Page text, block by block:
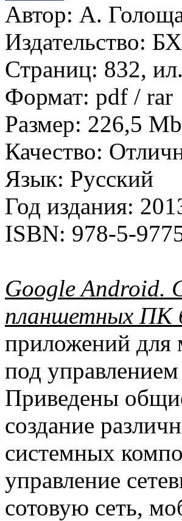
Автор: А.
Издательство:
Страниц: 832, ил.
Формат: pdf / rar
Размер: 226,5 Mb
Качество:
Язык: Русский
Год издания:
ISBN: 978-5-
Google Android.
планшетных ПК
приложений
под
Приведены
создание
системных
управление
сотовую сеть,